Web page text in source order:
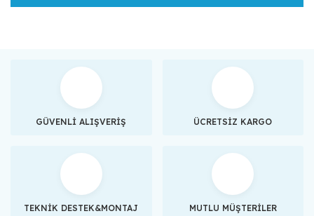
GÜVENLİ ALIŞVERİŞ ÜCRETSİZ KARGO
TEKNİK DESTEK&MONTAJ MUTLU MÜŞTERİLER